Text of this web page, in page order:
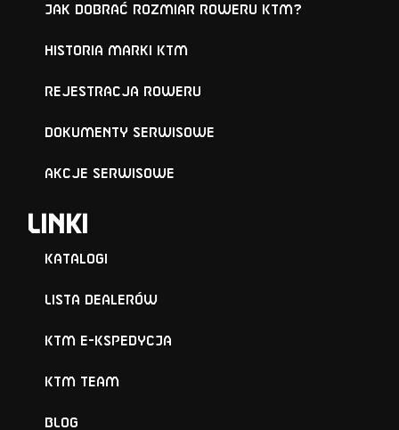
Jak dobrać rozmiar roweru KTM?
Historia marki KTM
Rejestracja roweru
Dokumenty serwisowe
Akcje serwisowe
Linki
Katalogi
Lista Dealerów
KTM e-KSPEDYCJA
KTM TEAM
BLOG